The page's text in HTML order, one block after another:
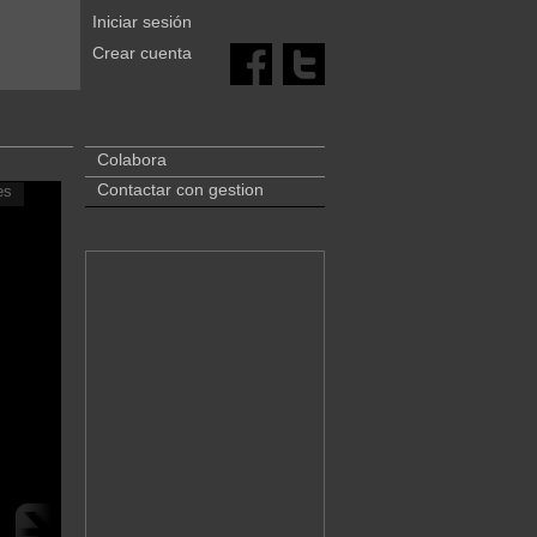
Iniciar sesión
Crear cuenta
Colabora
Contactar con gestion